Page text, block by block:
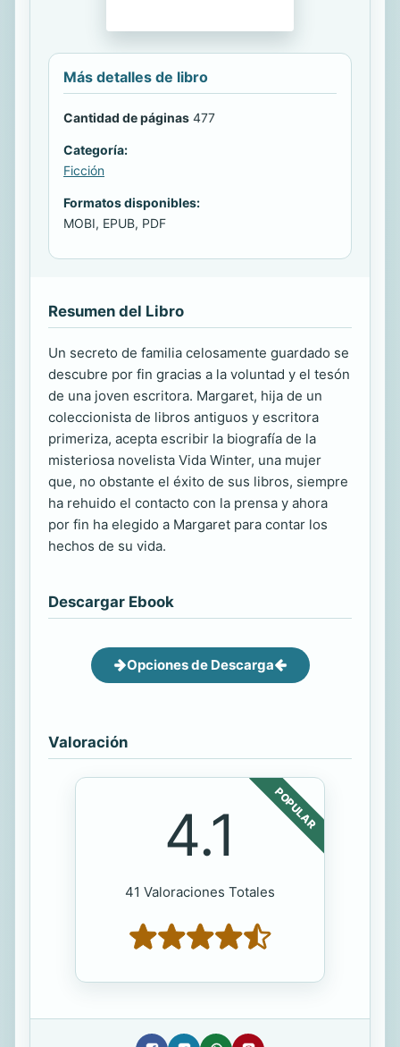
Más detalles de libro
Cantidad de páginas 477
Categoría:
Ficción
Formatos disponibles:
MOBI, EPUB, PDF
Resumen del Libro
Un secreto de familia celosamente guardado se
descubre por fin gracias a la voluntad y el tesón
de una joven escritora. Margaret, hija de un
coleccionista de libros antiguos y escritora
primeriza, acepta escribir la biografía de la
misteriosa novelista Vida Winter, una mujer
que, no obstante el éxito de sus libros, siempre
ha rehuido el contacto con la prensa y ahora
por fin ha elegido a Margaret para contar los
hechos de su vida.
Descargar Ebook
Opciones de Descarga
Valoración
POPULAR
4.1
41 Valoraciones Totales